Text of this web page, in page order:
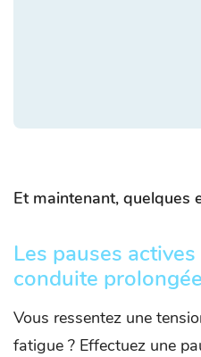
Et maintenant, quelques
Les pauses
conduite prolongée
Vous ressentez une
fatigue ? Effectuez une